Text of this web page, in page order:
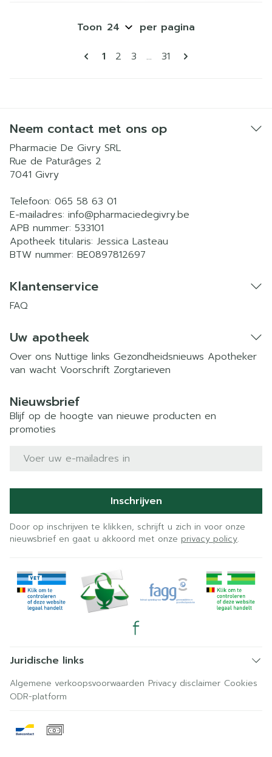
Pagina's
U lees momenteel pagina
1 Pagina
2 Pagina
3 ... Pagina
31
Toon per pagina
Neem contact met ons op
Pharmacie De Givry SRL
Rue de Paturâges 2
7041 Givry
Telefoon: 065 58 63 01
E-mailadres: info@pharmaciedegivry.be
APB nummer: 533101
Apotheek titularis: Jessica Lasteau
BTW nummer: BE0897812697
Klantenservice
FAQ
Uw apotheek
Over ons Nuttige links Gezondheidsnieuws Apotheker
van wacht Voorschrift Zorgtarieven
Nieuwsbrief
Blijf op de hoogte van nieuwe producten en
promoties
E-mail adres
Inschrijven
Door op inschrijven te klikken, schrijft u zich in voor onze
nieuwsbrief en gaat u akkoord met onze privacy policy.
Juridische links
Algemene verkoopsvoorwaarden Privacy disclaimer Cookies
ODR-platform